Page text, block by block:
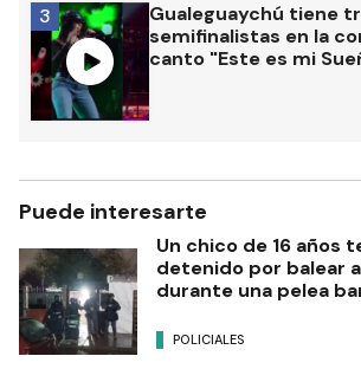
Gualeguaychú tiene
semifinalistas en la
canto "Este es mi
3
Puede interesarte
Un chico de 16 años
detenido por balear
durante una pelea
POLICIALES